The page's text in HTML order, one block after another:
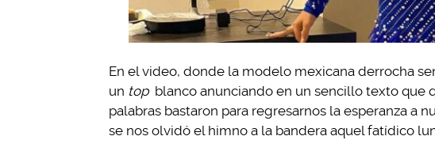
En el video, donde la modelo mexicana derrocha
un top blanco anunciando en un sencillo texto que
palabras bastaron para regresarnos la esperanza a
se nos olvidó el himno a la bandera aquel fatídico